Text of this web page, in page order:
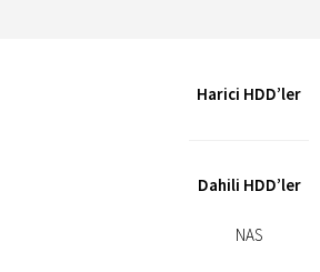
Harici HDD’ler
Dahili HDD’ler
NAS